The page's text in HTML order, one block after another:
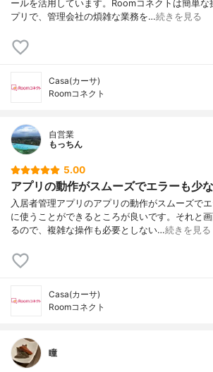
ールを活用しています。Roomコネクトは簡単な
プリで、管理会社の煩雑な業務を…続きを見る
Casa(カーサ)
Roomコネクト
自営業
もっちん
5.00
アプリの動作がスムーズでエラーも少
入居者管理アプリのアプリの動作がスムーズで
に使うことができるところが良いです。それと
るので、複雑な操作も必要としない…続きを見る
Casa(カーサ)
Roomコネクト
瞳